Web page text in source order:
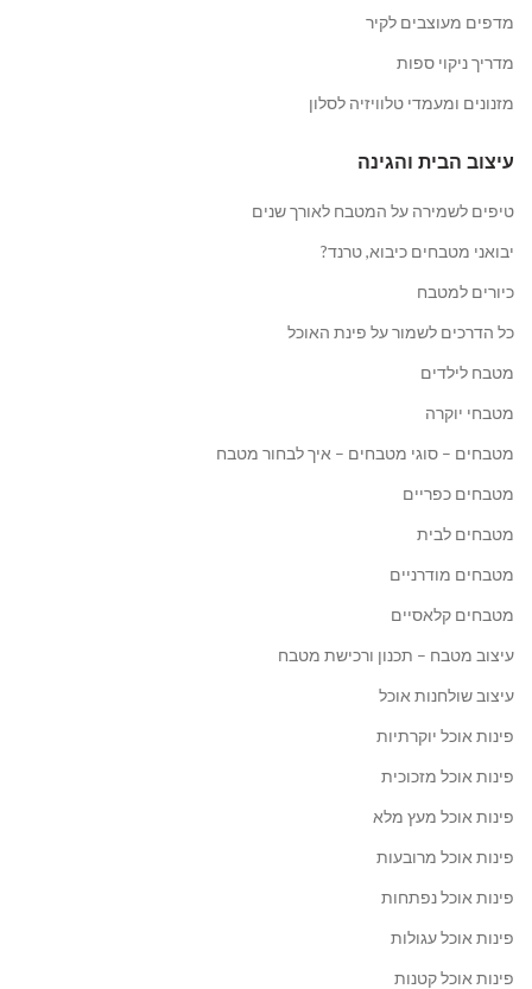
מדפים מעוצבים לקיר
מדריך ניקוי ספות
מזנונים ומעמדי טלוויזיה לסלון
עיצוב הבית והגינה
טיפים לשמירה על המטבח לאורך שנים
יבואני מטבחים כיבוא, טרנד?
כיורים למטבח
כל הדרכים לשמור על פינת האוכל
מטבח לילדים
מטבחי יוקרה
מטבחים – סוגי מטבחים – איך לבחור מטבח
מטבחים כפריים
מטבחים לבית
מטבחים מודרניים
מטבחים קלאסיים
עיצוב מטבח – תכנון ורכישת מטבח
עיצוב שולחנות אוכל
פינות אוכל יוקרתיות
פינות אוכל מזכוכית
פינות אוכל מעץ מלא
פינות אוכל מרובעות
פינות אוכל נפתחות
פינות אוכל עגולות
פינות אוכל קטנות